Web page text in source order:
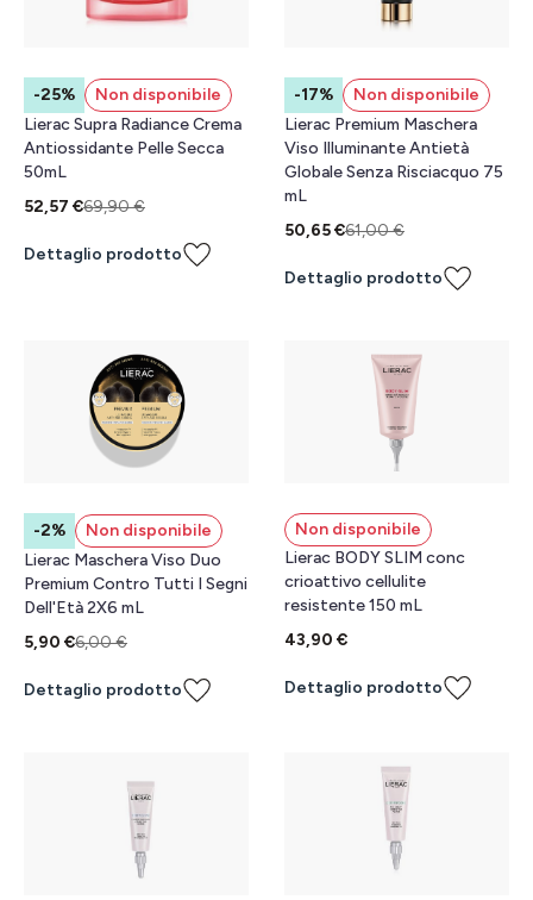
-25%
Non disponibile
Lierac Supra Radiance Crema
Antiossidante Pelle Secca
50mL
52,57 €69,90 €
Dettaglio prodotto
-17%
Non disponibile
Lierac Premium Maschera
Viso Illuminante Antietà
Globale Senza Risciacquo 75
mL
50,65 €61,00 €
Dettaglio prodotto
-2%
Non disponibile
Lierac Maschera Viso Duo
Premium Contro Tutti I Segni
Dell'Età 2X6 mL
5,90 €6,00 €
Dettaglio prodotto
Non disponibile
Lierac BODY SLIM conc
crioattivo cellulite
resistente 150 mL
43,90 €
Dettaglio prodotto